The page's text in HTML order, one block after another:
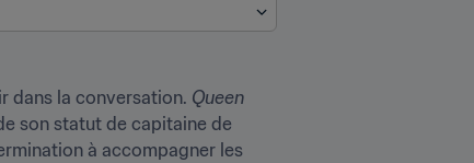
dans la conversation. Queen
son statut de capitaine de
à accompagner les